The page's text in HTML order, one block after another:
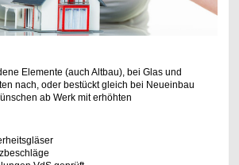
Elemente (auch Altbau), bei Glas und
nach, oder bestückt gleich bei Neueinbau
ab Werk mit erhöhten